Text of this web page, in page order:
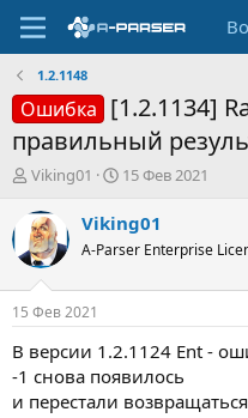
1.2.1148
Ошибка [1.2.1134]
правильный
А
т
о
р
т
е
м
ы
Viking01
Д
т
н
а
л
15 Фев 2021
Viking01
A-Parser Enterprise
15 Фев 2021
В версии 1.2.1124 Ent -
-1 снова появилось
и перестали